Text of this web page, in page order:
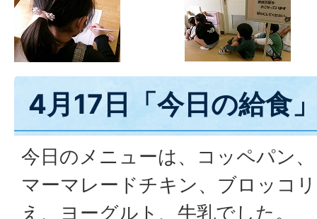
4月17日「今日の給食
今日のメニューは、コッペパン
マーマレードチキン、ブロッコ
え、ヨーグルト、牛乳でした。